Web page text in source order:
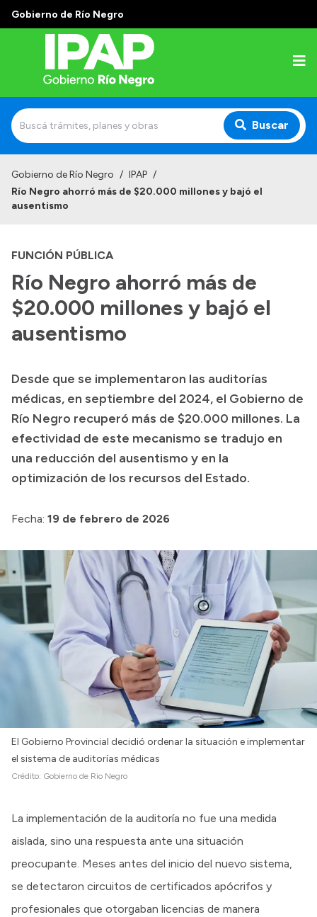
Gobierno de Río Negro
Buscar
Institucional
Autoridades
Alumnos
Docentes y Capacitadores
Delegaciones
Accesos directos
SIU GUARANÍ
SECUNDARIO
TECNICATURAS
Gobierno de Río Negro / IPAP /
Río Negro ahorró más de $20.000 millones y bajó el
ausentismo
FUNCIÓN PÚBLICA
Río Negro ahorró más de
$20.000 millones y bajó el
ausentismo
Desde que se implementaron las auditorías
médicas, en septiembre del 2024, el Gobierno de
Río Negro recuperó más de $20.000 millones. La
efectividad de este mecanismo se tradujo en
una reducción del ausentismo y en la
optimización de los recursos del Estado.
Fecha: 19 de febrero de 2026
El Gobierno Provincial decidió ordenar la situación e implementar
el sistema de auditorías médicas
Crédito: Gobierno de Rio Negro
La implementación de la auditoría no fue una medida
aislada, sino una respuesta ante una situación
preocupante. Meses antes del inicio del nuevo sistema,
se detectaron circuitos de certificados apócrifos y
profesionales que otorgaban licencias de manera